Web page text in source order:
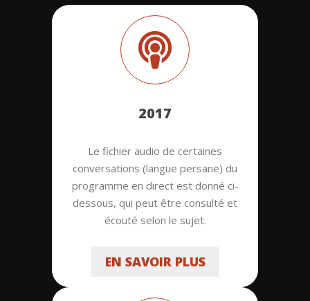
2017
Le fichier audio de certaines
conversations (langue persane) du
programme en direct est donné ci-
dessous, qui peut être consulté et
écouté selon le sujet.
EN SAVOIR PLUS